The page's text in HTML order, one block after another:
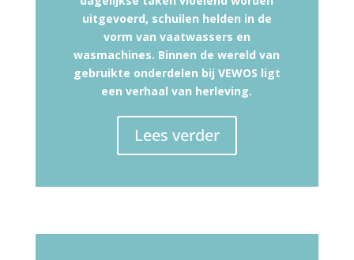
uitgevoerd, schuilen helden in de
vorm van vaatwassers en
wasmachines. Binnen de wereld van
gebruikte onderdelen bij VEWOS ligt
een verhaal van herleving.
Lees verder